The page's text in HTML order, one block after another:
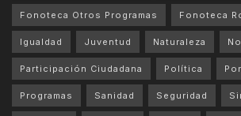
Fonoteca Otros Programas Fonoteca
Igualdad Juventud Naturaleza
Participación Ciudadana Política
Programas Sanidad Seguridad